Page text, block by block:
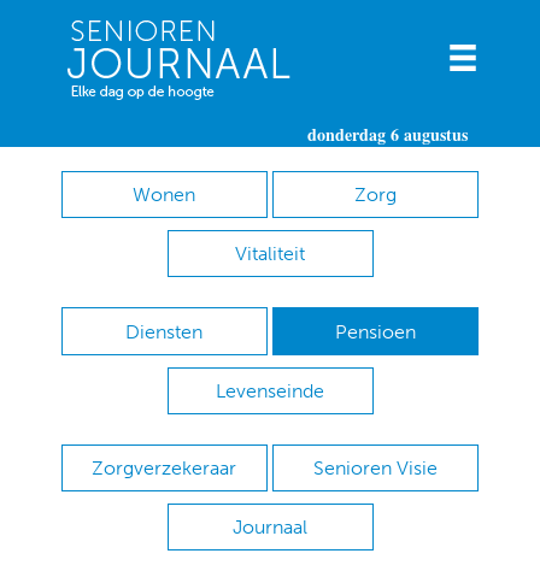
donderdag 6 augustus
Wonen Zorg
Vitaliteit
Diensten Pensioen
Levenseinde
Zorgverzekeraar Senioren Visie
Journaal